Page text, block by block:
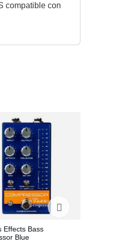
compatible con
Effects Bass
Blue